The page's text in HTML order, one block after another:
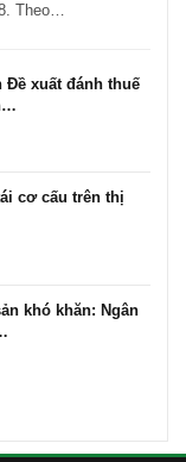
Theo…
Đề xuất đánh thuế
cơ cấu trên thị
khó khăn: Ngân